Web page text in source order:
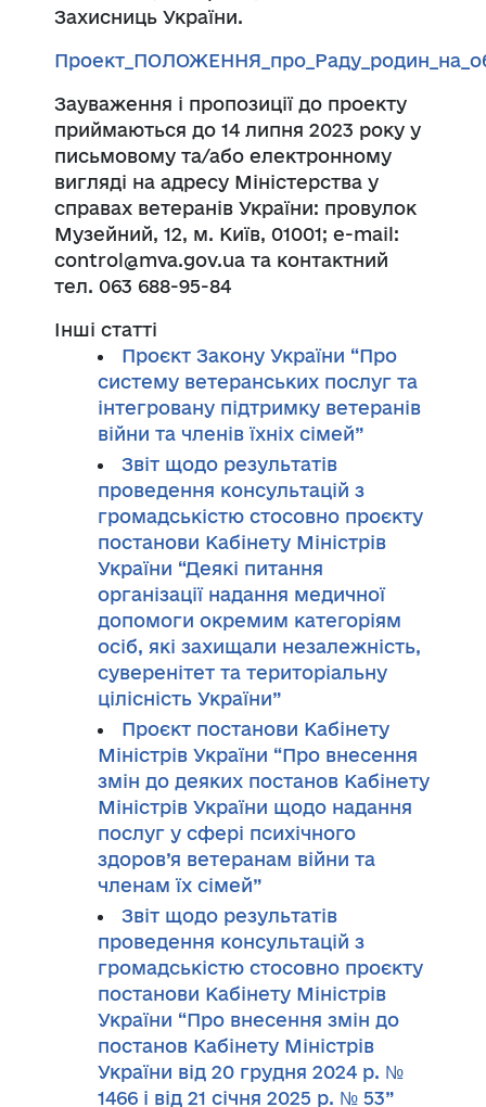
Захисниць України.
Зауваження і пропозиції до проекту
приймаються до 14 липня 2023 року у
письмовому та/або електронному
вигляді на адресу Міністерства у
справах ветеранів України: провулок
Музейний, 12, м. Київ, 01001; е-mail:
control@mva.gov.ua та контактний
тел. 063 688-95-84
Інші статті
Проєкт Закону України “Про
систему ветеранських послуг та
інтегровану підтримку ветеранів
війни та членів їхніх сімей”
Звіт щодо результатів
проведення консультацій з
громадськістю стосовно проєкту
постанови Кабінету Міністрів
України “Деякі питання
організації надання медичної
допомоги окремим категоріям
осіб, які захищали незалежність,
суверенітет та територіальну
цілісність України”
Проєкт постанови Кабінету
Міністрів України “Про внесення
змін до деяких постанов Кабінету
Міністрів України щодо надання
послуг у сфері психічного
здоров’я ветеранам війни та
членам їх сімей”
Звіт щодо результатів
проведення консультацій з
громадськістю стосовно проєкту
постанови Кабінету Міністрів
України “Про внесення змін до
постанов Кабінету Міністрів
України від 20 грудня 2024 р. №
1466 і від 21 січня 2025 р. № 53”